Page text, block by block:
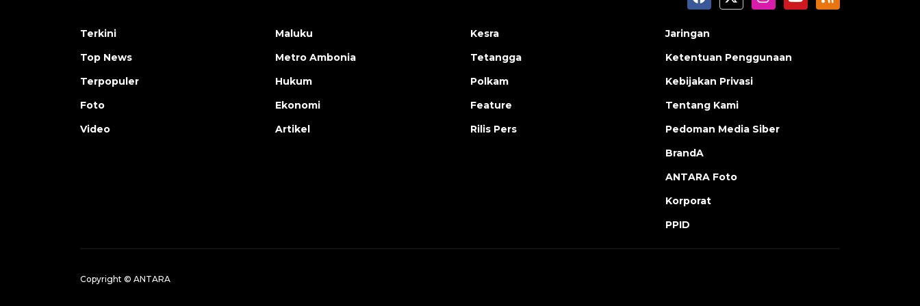
Terkini
Top News
Terpopuler
Foto
Video
Maluku
Metro Ambonia
Hukum
Ekonomi
Artikel
Kesra
Tetangga
Polkam
Feature
Rilis Pers
Jaringan
Ketentuan Penggunaan
Kebijakan Privasi
Tentang Kami
Pedoman Media Siber
BrandA
ANTARA Foto
Korporat
PPID
Copyright © ANTARA